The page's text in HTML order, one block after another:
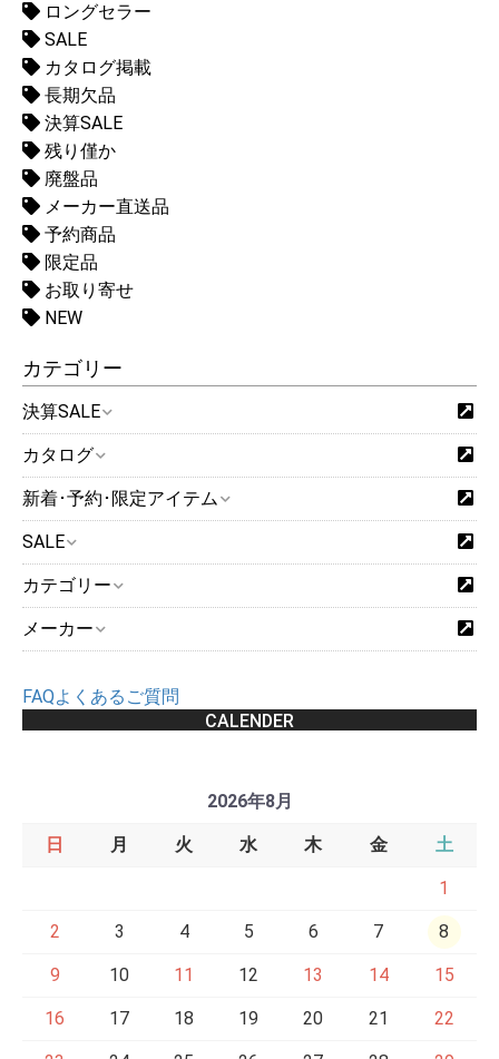
ロングセラー
SALE
カタログ掲載
長期欠品
決算SALE
残り僅か
廃盤品
メーカー直送品
予約商品
限定品
お取り寄せ
NEW
カテゴリー
決算SALE
カタログ
新着･予約･限定アイテム
SALE
カテゴリー
メーカー
FAQよくあるご質問
CALENDER
2026年8月
日 月 火 水 木 金 土
1
2 3 4 5 6 7 8
9 10 11 12 13 14 15
16 17 18 19 20 21 22